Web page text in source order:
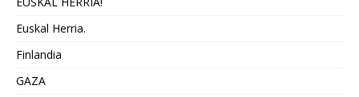
Euskal Herria.
Finlandia
GAZA